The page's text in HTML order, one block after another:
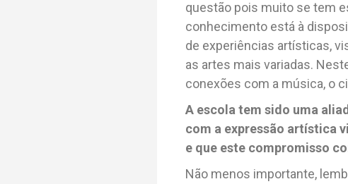
questão pois muito se tem
conhecimento está à
de experiências artísticas,
as artes mais variadas.
conexões com a música, o
A escola tem sido uma
com a expressão artística
e que este compromisso
Não menos importante,